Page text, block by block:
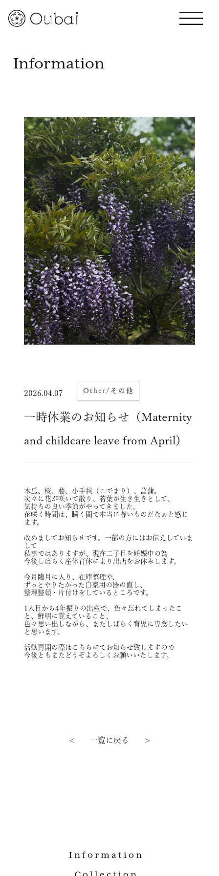
Information
2026.04.07 Other/その他
一時休業のお知らせ（Maternity
and childcare leave from April）
木瓜、桜、藤、小手毬（こでまり）、菖蒲。
次々に花が咲いて散り、若葉が生き生きとして、
気持ちの良い季節がやってきました。
花咲く時間は、瞬く間で本当に尊いものだなぁと感じ
ます。
改めましてお知らせです。一部の方にはお伝えしていま
して
私事ではありますが、現在二子目を妊娠中の為
今後しばらく産休育休により出店をお休みします。
今月臨月に入り、在庫整理や、
ずっとやりたかった自家用の器の直し、
整理整頓・片付けをしているところです。
1人目から4年振りの出産で、色々忘れてしまったこ
と、鮮明に覚えていること、
色々思い出しながら、またしばらく育児に専念したい
と思います。
活動再開の際はこちらにてお知らせ致しますので
今後ともまたどうぞよろしくお願いいたします。
< 一覧に戻る >
Information